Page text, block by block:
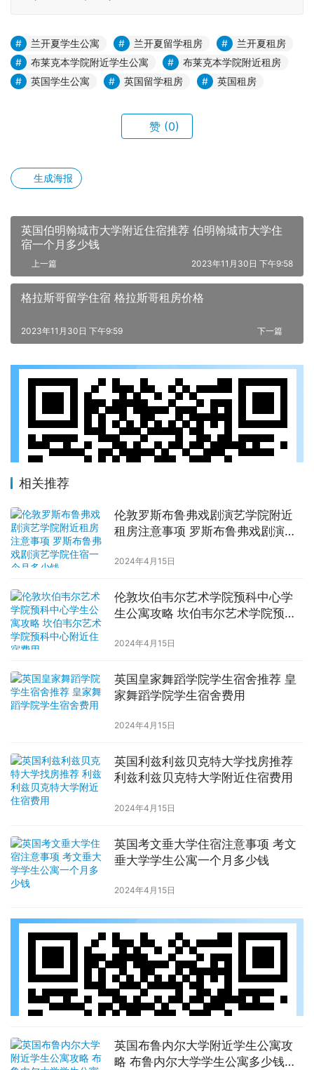
兰开夏学生公寓 兰开夏留学租房
兰开夏租房
布莱克本学院附近学生公寓
布莱克本学院附近租房
英国学生公寓
英国留学租房 英国租房
赞 (0)
生成海报
英国伯明翰城市大学附近住宿推荐 伯明翰城市大学住
宿一个月多少钱
上一篇 2023年11月30日 下午9:58
格拉斯哥留学住宿 格拉斯哥租房价格
下一篇
2023年11月30日 下午9:59
相关推荐
伦敦罗斯布鲁弗戏剧演艺学院附近
租房注意事项 罗斯布鲁弗戏剧演艺
2024年4月15日
伦敦坎伯韦尔艺术学院预科中心学
生公寓攻略 坎伯韦尔艺术学院预科
2024年4月15日
英国皇家舞蹈学院学生宿舍推荐 皇
家舞蹈学院学生宿舍费用
2024年4月15日
英国利兹利兹贝克特大学找房推荐
利兹利兹贝克特大学附近住宿费用
2024年4月15日
英国考文垂大学住宿注意事项 考文
垂大学学生公寓一个月多少钱
2024年4月15日
英国布鲁内尔大学附近学生公寓攻
略 布鲁内尔大学学生公寓多少钱一